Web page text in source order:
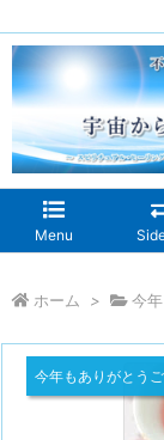
Menu
ホーム > 今
今年もありがとうご